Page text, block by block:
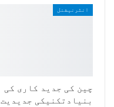
انٹرنیشنل
چین کی جدید کاری کی
بنیادتکنیکی جدیدیت